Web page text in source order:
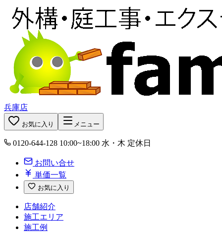
兵庫店
お気に入り メニュー
0120-644-128 10:00~18:00 水・木 定休日
お問い合せ
単価一覧
お気に入り
店舗紹介
施工エリア
施工例